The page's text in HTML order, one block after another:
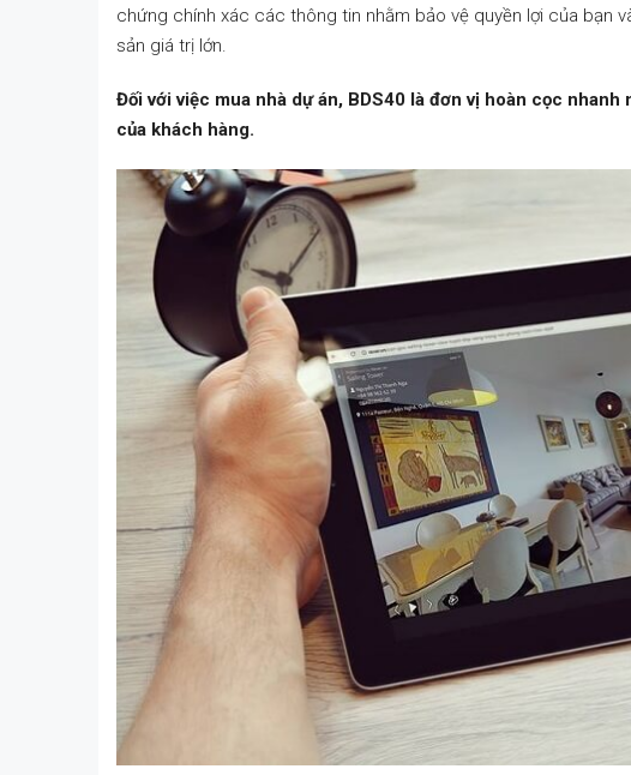
chứng chính xác các thông tin nhằm bảo vệ quyền lợi của bạn
sản giá trị lớn.
Đối với việc mua nhà dự án, BDS40 là đơn vị hoàn cọc
của khách hàng.